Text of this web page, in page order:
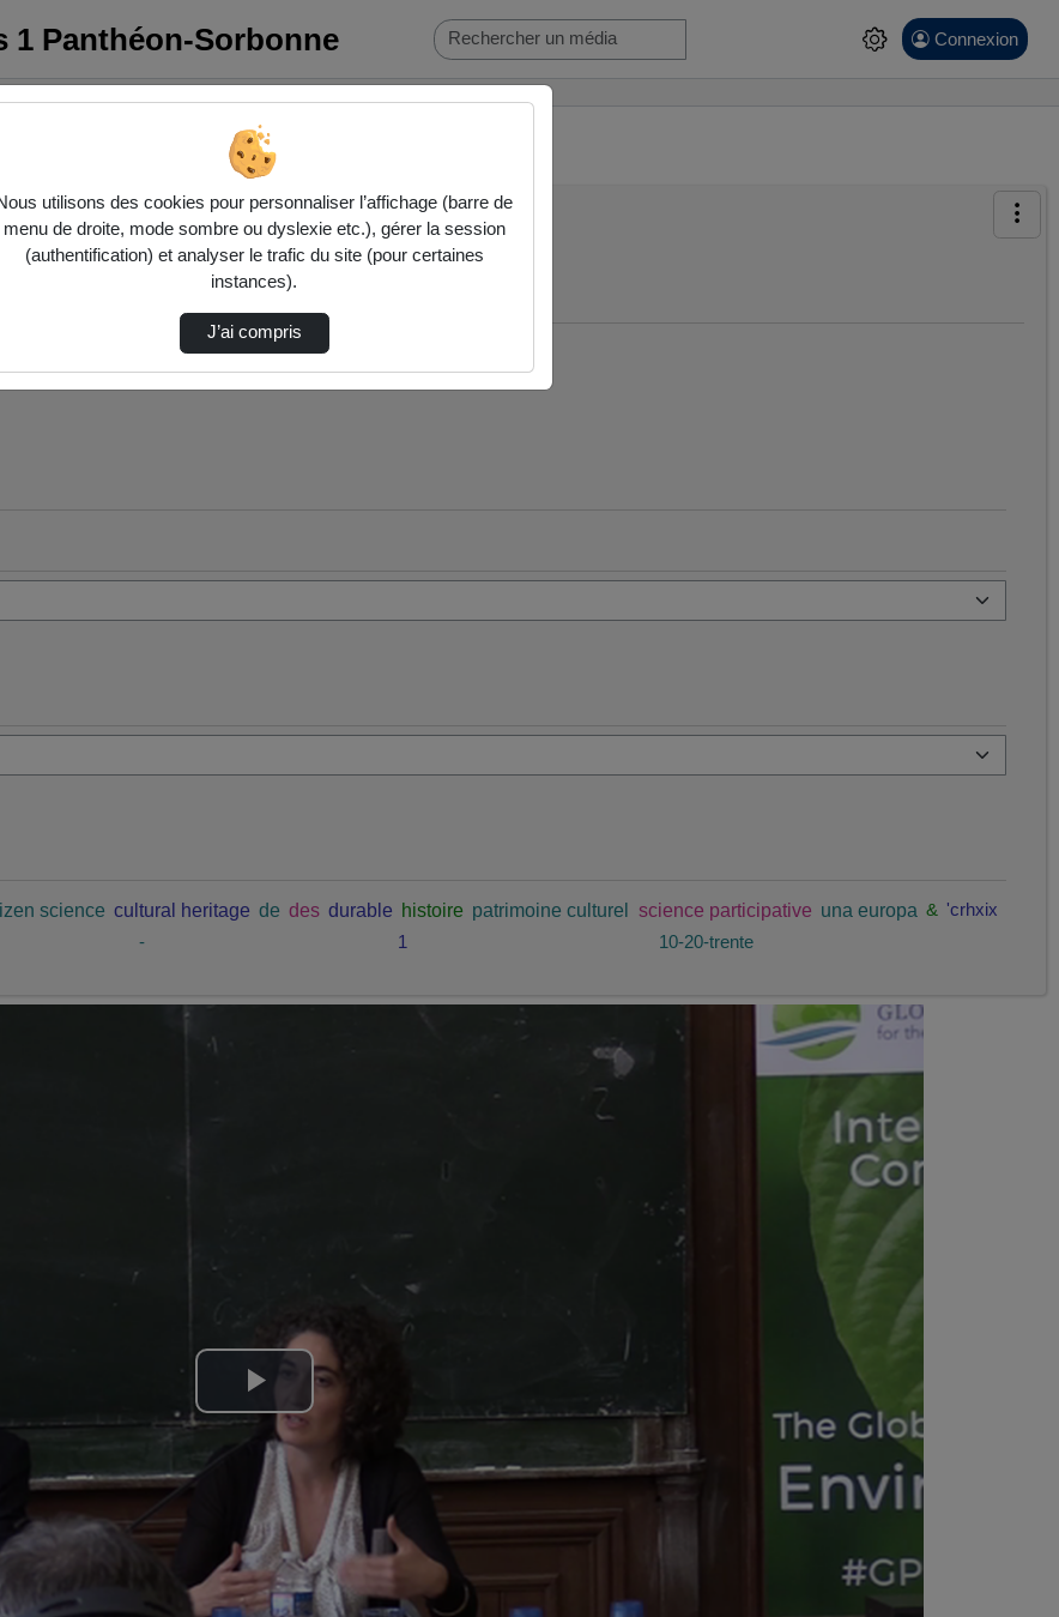
1 Panthéon-Sorbonne Connexion
science cultural heritage de des durable histoire patrimoine culturel science participative una europa & 'crhxix
- 1 10-20-trente
Lire
la
vidéo
utilisons des cookies pour personnaliser l’affichage (barre de
menu de droite, mode sombre ou dyslexie etc.), gérer la session
(authentification) et analyser le trafic du site (pour certaines
instances).
J’ai compris